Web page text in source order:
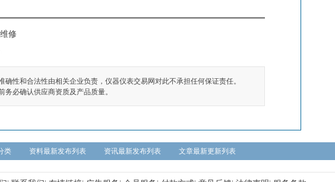
修
性和合法性由相关企业负责，仪器仪表交易网对此不承担任何保证责任。
必确认供应商资质及产品质量。
类 资料最新发布列表 资讯最新发布列表 文章最新更新列表